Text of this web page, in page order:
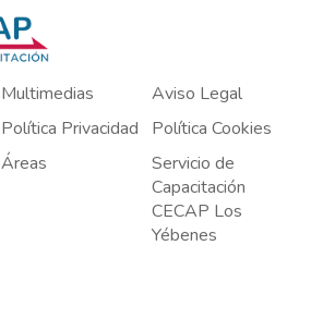
Multimedias
Aviso Legal
Política Privacidad
Política Cookies
Áreas
Servicio de
Capacitación
CECAP Los
Yébenes